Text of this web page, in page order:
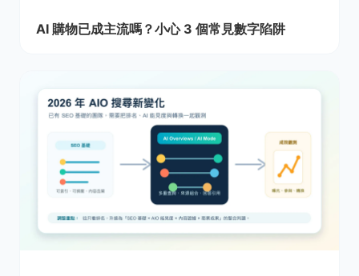
AI 購物已成主流嗎？小心 3 個常見數字陷阱